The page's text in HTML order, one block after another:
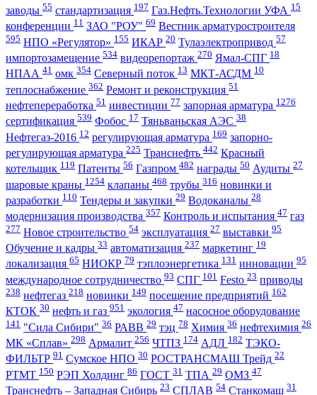
заводы 55 стандартизация 197 Газ.Нефть.Технологии УФА 15
конференции 11 ЗАО "РОУ" 69 Вестник арматуростроителя
595 НПО «Регулятор» 155 ИКАР 20 Тулаэлектропривод 57
импортозамещение 534 видеорепортаж 270 Ямал-СПГ 18
НПАА 41 омк 354 Северный поток 13 МКТ-АСДМ 10
теплоснабжение 362 Ремонт и реконструкция 51
нефтепереработка 51 инвестиции 77 запорная арматура 1276
сертификация 539 Фобос 17 Тяньваньская АЭС 38
Нефтегаз-2016 12 регулирующая арматура 169 запорно-
регулирующая арматура 225 Транснефть 442 Красный
котельщик 119 Патенты 56 Газпром 482 награды 50 Аудиты 27
шаровые краны 1254 клапаны 468 трубы 316 новинки и
разработки 110 Тендеры и закупки 29 Водоканалы 28
модернизация производства 357 Контроль и испытания 47 газ
277 Новое строительство 54 эксплуатация 27 выставки 95
Обучение и кадры 33 автоматизация 237 маркетинг 19
локализация 65 НИОКР 79 тэплоэнергетика 131 инновации 95
международное сотрудничество 93 СПГ 101 Festo 23 приводы
238 нефтегаз 218 новинки 149 посещение предприятий 162
КТОК 30 нефть и газ 951 экология 47 насосное оборудование
141 "Сила Сибири" 36 РАВВ 29 тэц 78 Химия 36 нефтехимия 26
МК «Сплав» 298 Армалит 256 ЧТПЗ 174 АДЛ 182 ТЭКО-
ФИЛЬТР 91 Сумское НПО 30 РОСТРАНСМАШ Трейд 22
РТМТ 150 РЭП Холдинг 86 ГОСТ 31 ТПА 29 ОМЗ 47
Транснефть – Западная Сибирь 23 СПЛАВ 54 Станкомаш 31